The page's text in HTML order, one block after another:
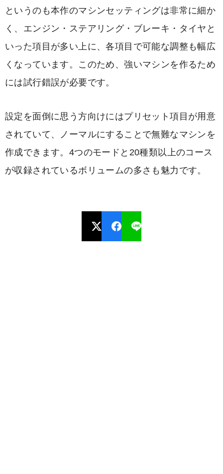
というのも本作のマシンセッティングは非常に細か
く、エンジン・ステアリング・ブレーキ・タイヤと
いった項目が多い上に、各項目で可能な調整も幅広
くなっています。このため、強いマシンを作るため
には試行錯誤が必要です。
設定を面倒に思う方向けにはプリセット項目が用意
されていて、ノーマルにすることで無難なマシンを
作成できます。4つのモードと20種類以上のコース
が収録されているボリュームの多さも魅力です。